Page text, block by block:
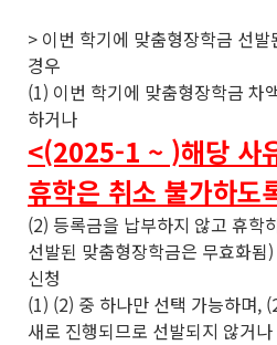
> 이번 학기에 맞춤형장학금 선
경우
(1) 이번 학기에 맞춤형장학금 차
하거나
<(2025-1 ~ )해당 사
휴학은 취소 불가하도
(2) 등록금을 납부하지 않고 휴학
선발된 맞춤형장학금은 무효화됨
신청
(1) (2) 중 하나만 선택 가능하며,
새로 진행되므로 선발되지 않거